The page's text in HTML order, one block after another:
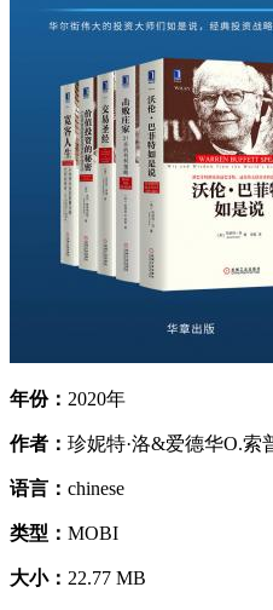
年份： 2020年
作者： 珍妮特·洛&爱德华O.索
语言： chinese
类型： MOBI
大小： 22.77 MB